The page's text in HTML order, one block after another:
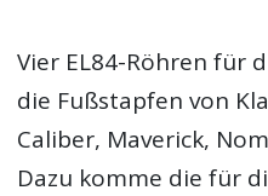
Vier EL84-Röhren für
die Fußstapfen von
Caliber, Maverick,
Dazu komme die für